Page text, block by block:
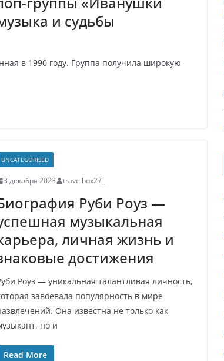
и судьбы
в 1990 году. Группа получила широкую
UNCATEGORISED
3 декабря 2023 travelbox27_
Руби Роуз —
музыкальная
личная жизнь и
достижения
Роуз — уникальная талантливая личность,
завоевала популярность в мире
Она известна не только как
но и
Read More